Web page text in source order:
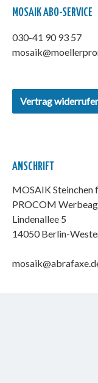
MOSAIK ABO-SERVICE
030-41 90 93 57
Vertrag
ANSCHRIFT
MOSAIK Steinchen
PROCOM
Lindenallee 5
14050 Berlin-